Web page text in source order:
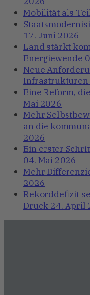
Mobilität als
17. Juni 2026
Land stärkt
Energiewende
Neue
Infrastrukturen
Eine Reform,
Mai 2026
Mehr
an die
2026
Ein erster
04. Mai 2026
Mehr
2026
Rekorddefizit
Druck 24. April